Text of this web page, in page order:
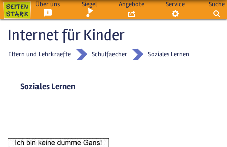
Über uns Siegel Angebote Service Suche
Internet für Kinder
Eltern und Lehrkraefte Schulfaecher Soziales Lernen
Soziales Lernen